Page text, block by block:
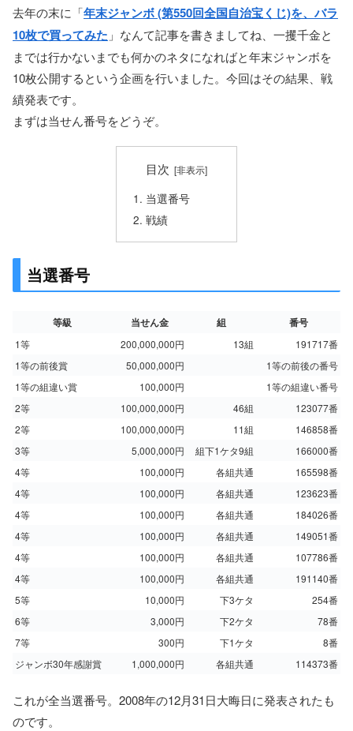
去年の末に「年末ジャンボ (第550回全国自治宝くじ)を、バラ
10枚で買ってみた 」なんて記事を書きましてね、一攫千金と
までは行かないまでも何かのネタになればと年末ジャンボを
10枚公開するという企画を行いました。今回はその結果、戦
績発表です。
まずは当せん番号をどうぞ。
目次
当選番号
戦績
当選番号
等級 当せん金 組 番号
1等 200,000,000円 13組
191717番
1等の前後賞
50,000,000円
1等の前後の番号
1等の組違い賞
100,000円
1等の組違い番号
2等
100,000,000円 46組
123077番
2等
100,000,000円 11組
146858番
3等
5,000,000円 組下1ケタ9組
166000番
4等
100,000円 各組共通
165598番
4等
100,000円 各組共通
123623番
4等
100,000円 各組共通
184026番
4等
100,000円 各組共通
149051番
4等
100,000円 各組共通
107786番
4等
100,000円 各組共通
191140番
5等
10,000円 下3ケタ
254番
6等
3,000円 下2ケタ
78番
7等
300円 下1ケタ
8番
ジャンボ30年感謝賞
1,000,000円 各組共通 114373番
これが全当選番号。2008年の12月31日大晦日に発表されたも
のです。